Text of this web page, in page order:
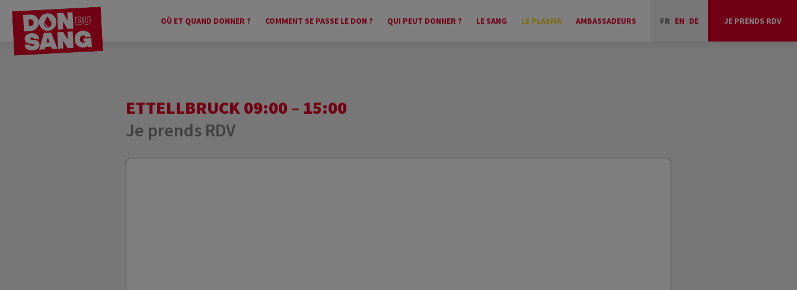
OÙ ET QUAND DONNER ? COMMENT SE PASSE LE DON ? QUI PEUT DONNER ? LE SANG LE PLASMA AMBASSADEURS FR EN DE JE PRENDS RDV
ETTELLBRUCK 09:00 – 15:00
Je prends RDV